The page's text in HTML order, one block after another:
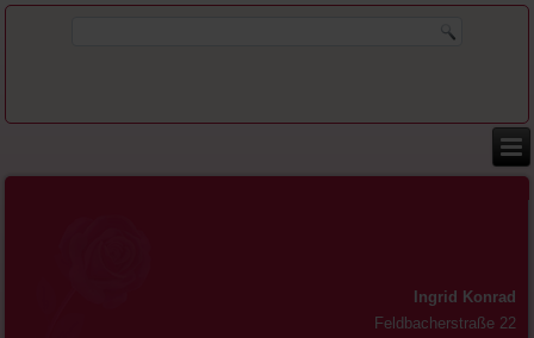
Ingrid Konrad
Feldbacherstraße 22